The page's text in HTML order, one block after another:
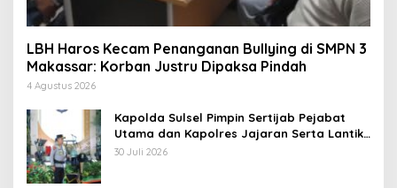
LBH Haros Kecam Penanganan Bullying di SMPN 3
Makassar: Korban Justru Dipaksa Pindah
4 Agustus 2026
Kapolda Sulsel Pimpin Sertijab Pejabat
Utama dan Kapolres Jajaran Serta Lantik
Karolog dan Kapolresta Gowa
30 Juli 2026